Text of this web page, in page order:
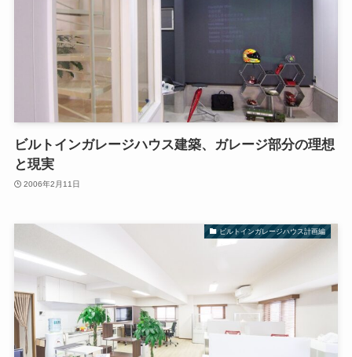
ビルトインガレージハウス建築、ガレージ部分の理想
と現実
2006年2月11日
ビルトインガレージハウス計画編